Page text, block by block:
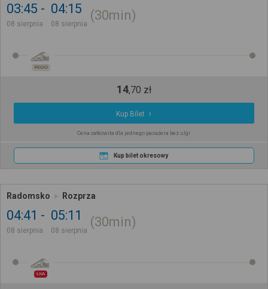
03:45
08 sierpnia
04:15
08 sierpnia
30min
REGIO
14,70 zł
Kup Bilet
Cena całkowita dla jednego pasażera bez ulgi
Kup bilet okresowy
Radomsko Rozprza
04:41
08 sierpnia
05:11
08 sierpnia
30min
ŁKA